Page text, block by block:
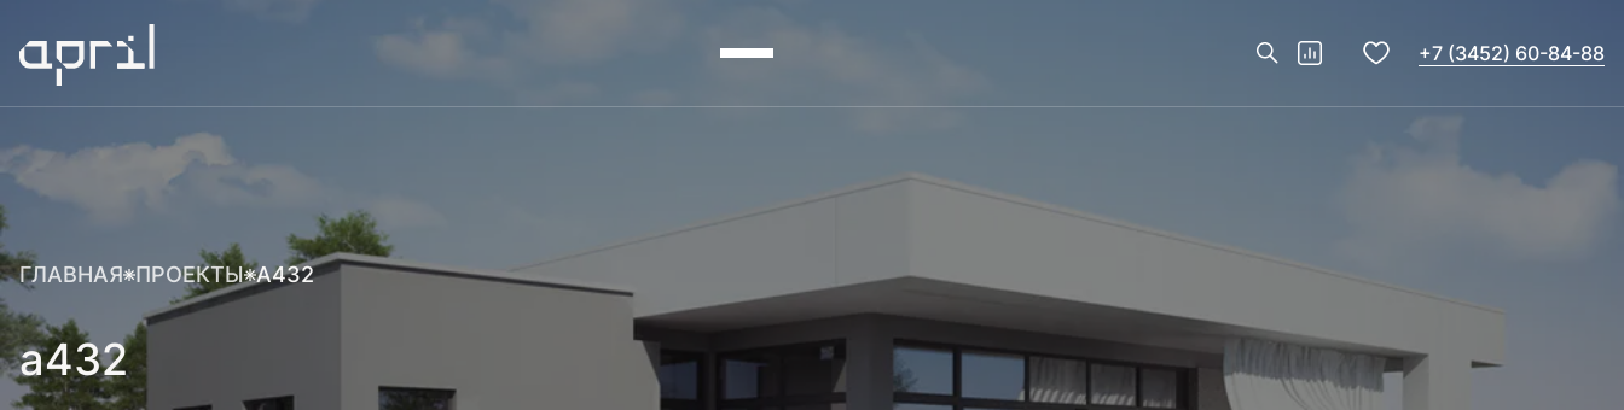
+7 (3452) 60-84-88
ГЛАВНАЯ ПРОЕКТЫ А432
а432